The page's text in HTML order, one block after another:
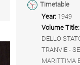
Timetable
Year: 1949
Volume Title:
DELLO
TRANVIE -
MARITTIMA